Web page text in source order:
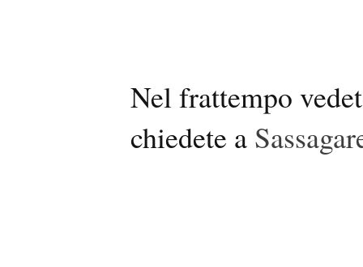
Nel frattempo
chiedete a